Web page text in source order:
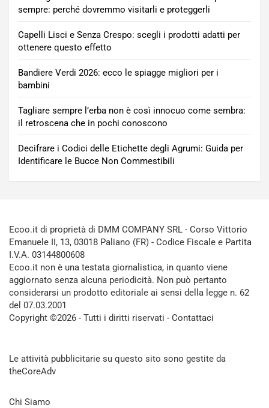
sempre: perché dovremmo visitarli e proteggerli
Capelli Lisci e Senza Crespo: scegli i prodotti adatti per
ottenere questo effetto
Bandiere Verdi 2026: ecco le spiagge migliori per i
bambini
Tagliare sempre l’erba non è così innocuo come sembra:
il retroscena che in pochi conoscono
Decifrare i Codici delle Etichette degli Agrumi: Guida per
Identificare le Bucce Non Commestibili
Ecoo.it di proprietà di DMM COMPANY SRL - Corso Vittorio
Emanuele II, 13, 03018 Paliano (FR) - Codice Fiscale e Partita
I.V.A. 03144800608
Ecoo.it non è una testata giornalistica, in quanto viene
aggiornato senza alcuna periodicità. Non può pertanto
considerarsi un prodotto editoriale ai sensi della legge n. 62
del 07.03.2001
Copyright ©2026 - Tutti i diritti riservati - Contattaci
Le attività pubblicitarie su questo sito sono gestite da
theCoreAdv
Chi Siamo